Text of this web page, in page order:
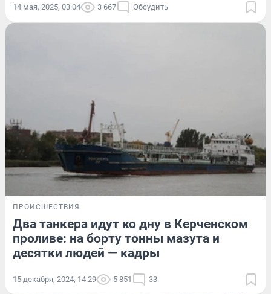
14 мая, 2025, 03:04 3 667 Обсудить
ПРОИСШЕСТВИЯ
Два танкера идут ко дну в Керченском
проливе: на борту тонны мазута и
десятки людей — кадры
15 декабря, 2024, 14:29 5 851 33